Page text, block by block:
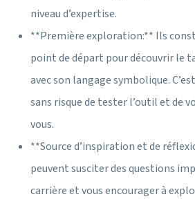
niveau d’expertise.
**Première exploration:** Ils
point de départ pour découvrir le
avec son langage symbolique.
sans risque de tester l’outil et de
vous.
**Source d’inspiration et de
peuvent susciter des questions
carrière et vous encourager à